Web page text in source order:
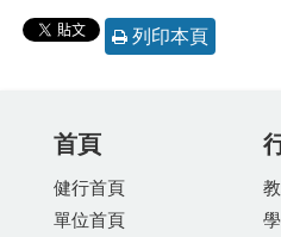
列印本頁
首頁
健行首頁
單位首頁